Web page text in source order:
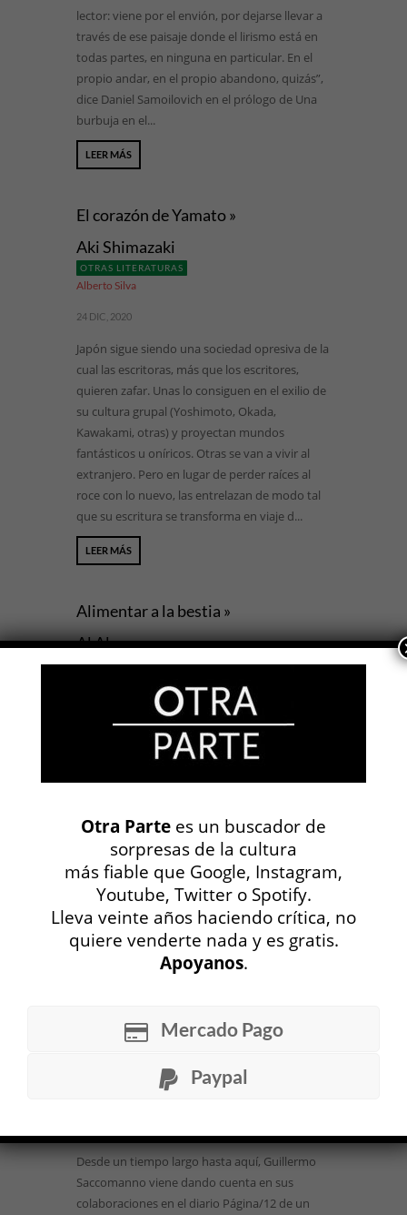
lector: viene por el envión, por dejarse llevar a
través de ese paisaje donde el lirismo está en
todas partes, en ninguna en particular. En el
propio andar, en el propio abandono, quizás”,
dice Daniel Samoilovich en el prólogo de Una
burbuja en el...
LEER MÁS
El corazón de Yamato »
Aki Shimazaki
OTRAS LITERATURAS
Alberto Silva
24 DIC, 2020
Japón sigue siendo una sociedad opresiva de la
cual las escritoras, más que los escritores,
quieren zafar. Unas lo consiguen en el exilio de
su cultura grupal (Yoshimoto, Okada,
Kawakami, otras) y proyectan mundos
fantásticos u oníricos. Otras se van a vivir al
extranjero. Pero en lugar de perder raíces al
roce con lo nuevo, las entrelazan de modo tal
que su escritura se transforma en viaje d...
LEER MÁS
Alimentar a la bestia »
Al Alvarez
OTRAS LITERATURAS
Cuando en 1988 se publicó por primera este
libro, nada habría hecho suponer que el
escalador, doble de acción y diseñador de
moriría al año siguiente; a lo sumo habría
podido adivinarse que, quizás y a pesar de
todos los recaudos, lo haría tratando de
alcanzar la cima de una montaña. El destino le
tenía preparado otro plan y es el haber sido
inmor...
Los días Trakl »
TEORÍA Y ENSAYO
Desde un tiempo largo hasta aquí, Guillermo
Saccomanno viene dando cuenta en sus
colaboraciones en el diario Página/12 de un
Otra Parte es un buscador de
sorpresas de la cultura
más fiable que Google, Instagram,
Youtube, Twitter o Spotify.
Lleva veinte años haciendo crítica, no
quiere venderte nada y es gratis.
Apoyanos.
Mercado Pago
Paypal